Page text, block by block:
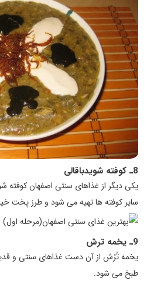
8ـ کوفته شویدباقالی
یکی دیگر از غذاهای سنتی اصفهان کوفته
سایر کوفته ها تهیه می شود و طرز پخت
9ـ یخمه ترش
یخمه تُرُش از آن دست غذاهای سنتی و
طبخ می شود.